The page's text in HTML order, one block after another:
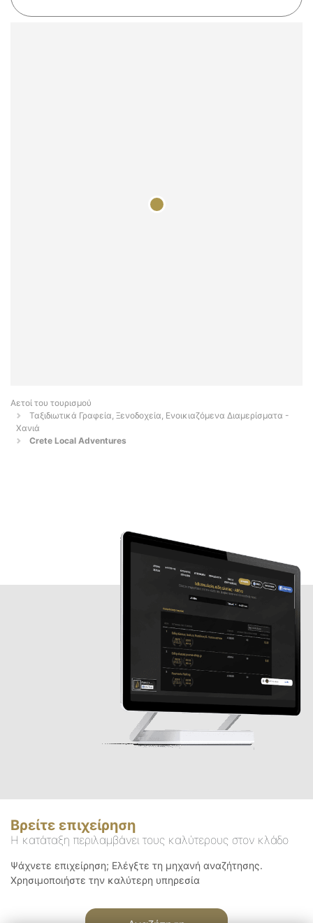
Αετοί του τουρισμού
Ταξιδιωτικά Γραφεία, Ξενοδοχεία, Ενοικιαζόμενα Διαμερίσματα -
Χανιά
Crete Local Adventures
Βρείτε επιχείρηση
Η κατάταξη περιλαμβάνει τους καλύτερους στον κλάδο
Ψάχνετε επιχείρηση; Ελέγξτε τη μηχανή αναζήτησης.
Χρησιμοποιήστε την καλύτερη υπηρεσία